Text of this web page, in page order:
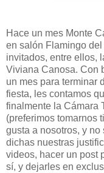
Hace un mes Monte
en salón Flamingo
invitados, entre ellos,
Viviana Canosa. Con
un mes para terminar
fiesta, les contamos
finalmente la Cámara
(preferimos tomarnos
gusta a nosotros, y
dichas nuestras
videos, hacer un post
sí, y dejarles en